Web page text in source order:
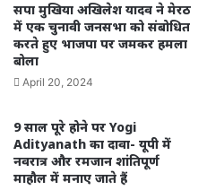
सपा मुखिया अखिलेश यादव ने मेरठ
में एक चुनावी जनसभा को संबोधित
करते हुए भाजपा पर जमकर हमला
बोला
April 20, 2024
9 साल पूरे होने पर Yogi
Adityanath का दावा- यूपी में
नवरात्र और रमजान शांतिपूर्ण
माहौल में मनाए जाते हैं